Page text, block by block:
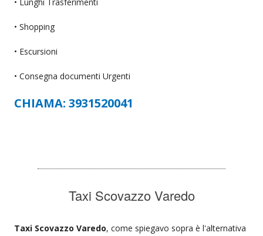
• Shopping
• Escursioni
• Consegna documenti Urgenti
CHIAMA: 3931520041
Taxi Scovazzo Varedo
Taxi Scovazzo Varedo, come spiegavo sopra è l'alternativa